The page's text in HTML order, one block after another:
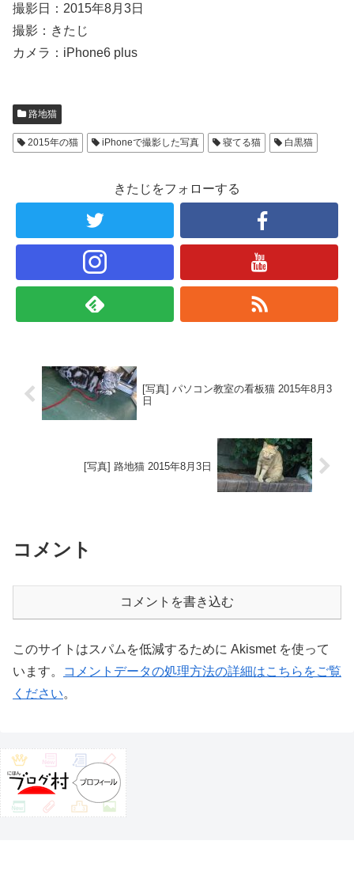
撮影日：2015年8月3日
撮影：きたじ
カメラ：iPhone6 plus
路地猫
2015年の猫 iPhoneで撮影した写真 寝てる猫 白黒猫
きたじをフォローする
[写真] パソコン教室の看板猫 2015年8月3
日
[写真] 路地猫 2015年8月3日
コメント
コメントを書き込む
このサイトはスパムを低減するために Akismet を使って
います。
コメントデータの処理方法の詳細はこちらをご覧
ください。